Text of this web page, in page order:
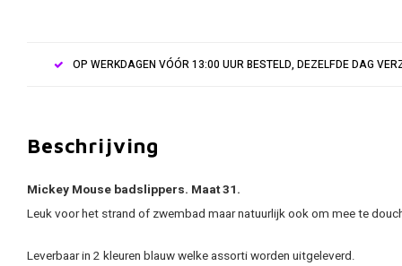
OP WERKDAGEN VÓÓR 13:00 UUR BESTELD, DEZELFDE DAG
Beschrijving
Mickey Mouse badslippers. Maat 31.
Leuk voor het strand of zwembad maar natuurlijk ook om mee te
Leverbaar in 2 kleuren blauw welke assorti worden uitgeleverd.